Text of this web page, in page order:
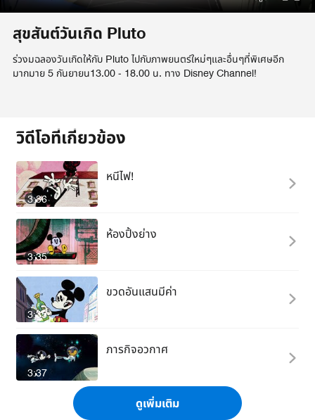
สุขสันต์วันเกิด Pluto
ร่วงมฉลองวันเกิดให้กับ Pluto ไปกับภาพยนตร์ใหม่ๆและอื่นๆที่พิเศษอีก
มากมาย 5 กันยายน13.00 - 18.00 น. ทาง Disney Channel!
วิดีโอที่เกี่ยวข้อง
3:36
หนีไฟ!
3:35
ห้องปิ้งย่าง
3:35
ขวดอันแสนมีค่า
3:37
ภารกิจอวกาศ
ดูเพิ่มเติม